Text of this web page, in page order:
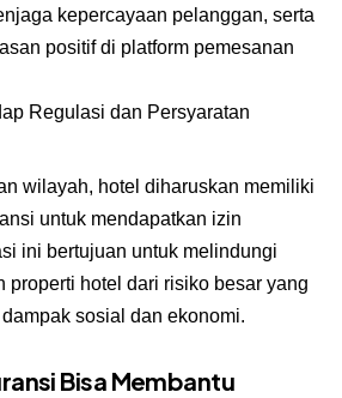
kepercayaan pelanggan, serta
positif di platform pemesanan
Regulasi dan Persyaratan
wilayah, hotel diharuskan memiliki
untuk mendapatkan izin
ini bertujuan untuk melindungi
properti hotel dari risiko besar yang
sosial dan ekonomi.
Bisa Membantu